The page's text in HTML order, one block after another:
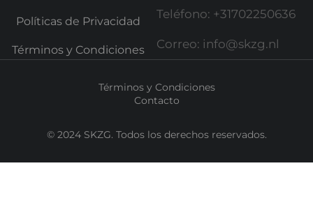
Políticas de Privacidad
Términos y Condiciones
Teléfono: +31702250636
Correo: info@skzg.nl
© 2024 SKZG. Todos los derechos reservados.
Términos y Condiciones
Contacto